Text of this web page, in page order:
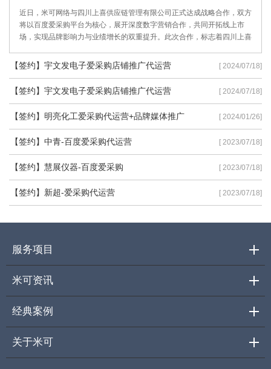
近日，米可网络与四川上喜供应链管理有限公司正式达成战略合作，双方
将以百度爱采购平台为核心，展开深度数字营销合作，共同开拓线上市
场，实现品牌影响力与业绩增长的双重提升。此次合作，标志着四川上喜
数字营销领域的专业实力。
【签约】宇文发电子爱采购店铺推广代运营 [ 2024/07/18]
【签约】宇文发电子爱采购店铺推广代运营 [ 2024/07/18]
【签约】明亮化工爱采购代运营+品牌媒体推广 [ 2024/01/26]
【签约】中青-百度爱采购代运营 [ 2023/07/18]
【签约】慧展仪器-百度爱采购 [ 2023/07/18]
【签约】新超-爱采购代运营 [ 2023/07/18]
服务项目
米可资讯
经典案例
关于米可